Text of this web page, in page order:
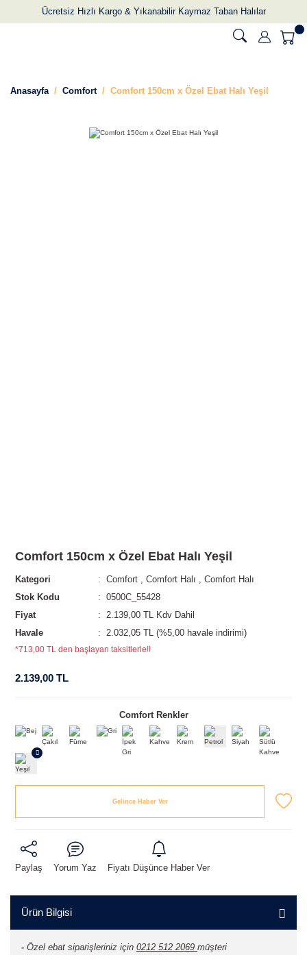
Ücretsiz Hızlı Kargo & Yıkanabilir Kaymaz Taban Halılar
Anasayfa Comfort Comfort 150cm x Özel Ebat Halı Yeşil
Comfort 150cm x Özel Ebat Halı Yeşil
Kategori Comfort ,Comfort Halı ,Comfort Halı
Stok Kodu
0500C_55428
Fiyat
2.139,00 TL Kdv Dahil
Havale
2.032,05 TL (%5,00 havale indirimi)
*713,00 TL den başlayan taksitlerle!!
2.139,00 TL
Comfort Renkler
Gelince Haber Ver
Paylaş Yorum Yaz Fiyatı Düşünce Haber Ver
Ürün Bilgisi
- Özel ebat siparişleriniz için 0212 512 2069 müşteri